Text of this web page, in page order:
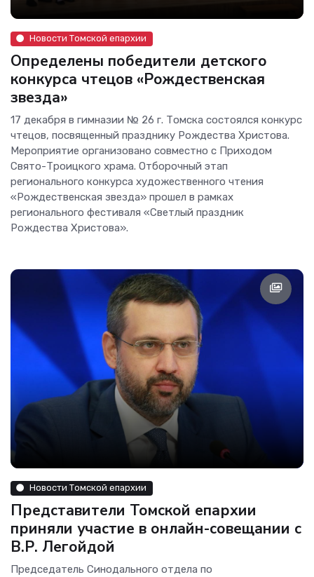
Новости Томской епархии
Определены победители детского
конкурса чтецов «Рождественская
звезда»
17 декабря в гимназии № 26 г. Томска состоялся конкурс
чтецов, посвященный празднику Рождества Христова.
Мероприятие организовано совместно с Приходом
Свято-Троицкого храма. Отборочный этап
регионального конкурса художественного чтения
«Рождественская звезда» прошел в рамках
регионального фестиваля «Светлый праздник
Рождества Христова».
Новости Томской епархии
Представители Томской епархии
приняли участие в онлайн-совещании с
В.Р. Легойдой
Председатель Синодального отдела по